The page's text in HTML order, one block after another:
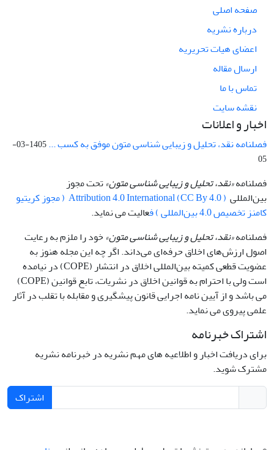
صفحه اصلی
درباره نشریه
اعضای هیات تحریریه
ارسال مقاله
تماس با ما
نقشه سایت
اخبار و اعلانات
فصلنامه نقد، تحلیل و زیبایی شناسی متون موفق به کسب ...
1405-03-
05
فصلنامه«نقد، تحلیل و زیبایی شناسی متون»تحت مجوز
بین‌المللی
Attribution 4.0 International (CC By 4.0 ) ( مجوز کریتیو
کامنز تخصیص 4.0 بین‌المللی ) ف
عالیت می نماید.
فصلنامه«نقد، تحلیل و زیبایی شناسی متون»خود را ملزم به رعایت
اصول ارزش‌های اخلاق حرفه‌ای می‌داند. اگر چه این مجله هنوز به
عضویت قطعی کمیته بین‌المللی اخلاق در انتشار (COPE) در نیامده
است ولی با احترام به قوانین اخلاق در نشریات، تابع قوانین (COPE)
می باشد و از آیین نامه اجرایی قانون پیشگیری و مقابله با تقلب در آثار
علمی پیروی می نماید.
اشتراک خبرنامه
برای دریافت اخبار و اطلاعیه های مهم نشریه در خبرنامه نشریه
مشترک شوید.
اشتراک